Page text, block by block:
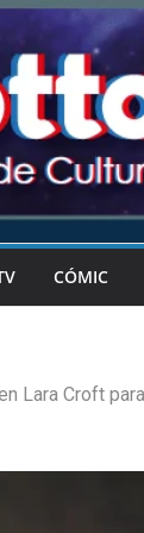
CÓMIC
Lara Croft